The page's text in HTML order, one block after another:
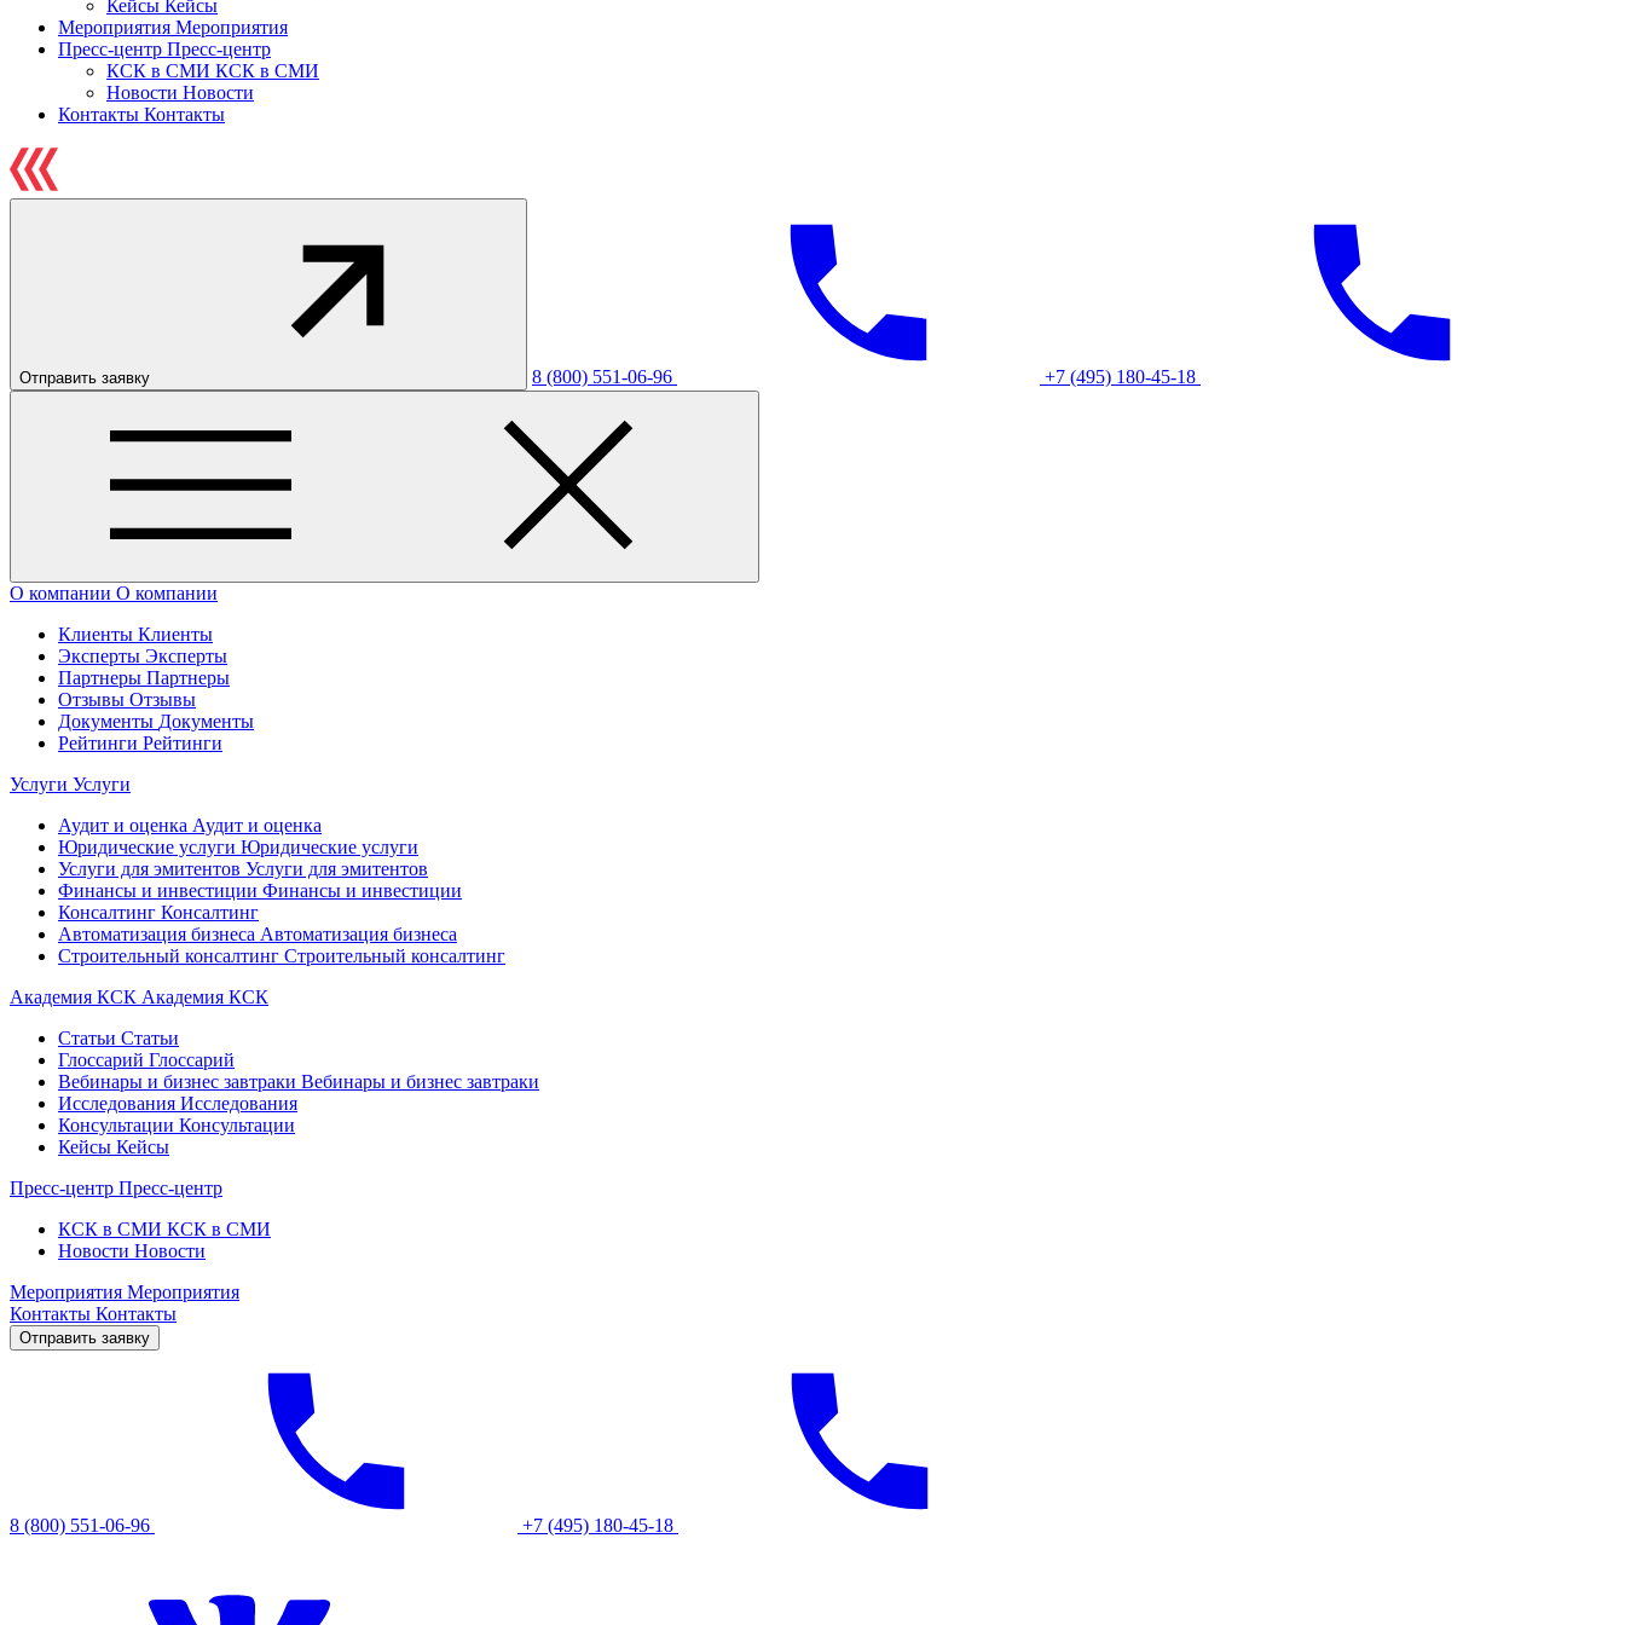
Кейсы Кейсы
Мероприятия Мероприятия
Пресс-центр Пресс-центр
КСК в СМИ КСК в СМИ
Новости Новости
Контакты Контакты
Отправить заявку 8 (800) 551-06-96 +7 (495) 180-45-18
О компании О компании
Клиенты Клиенты
Эксперты Эксперты
Партнеры Партнеры
Отзывы Отзывы
Документы Документы
Рейтинги Рейтинги
Услуги Услуги
Аудит и оценка Аудит и оценка
Юридические услуги Юридические услуги
Услуги для эмитентов Услуги для эмитентов
Финансы и инвестиции Финансы и инвестиции
Консалтинг Консалтинг
Автоматизация бизнеса Автоматизация бизнеса
Строительный консалтинг Строительный консалтинг
Академия КСК Академия КСК
Статьи Статьи
Глоссарий Глоссарий
Вебинары и бизнес завтраки Вебинары и бизнес завтраки
Исследования Исследования
Консультации Консультации
Кейсы Кейсы
Пресс-центр Пресс-центр
КСК в СМИ КСК в СМИ
Новости Новости
Мероприятия Мероприятия
Контакты Контакты
Отправить заявку
8 (800) 551-06-96 +7 (495) 180-45-18